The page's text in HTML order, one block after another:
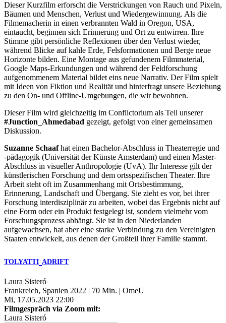
Dieser Kurzfilm erforscht die Verstrickungen von Rauch und Pixeln,
Bäumen und Menschen, Verlust und Wiedergewinnung. Als die
Filmemacherin in einen verbrannten Wald in Oregon, USA,
eintaucht, beginnen sich Erinnerung und Ort zu entwirren. Ihre
Stimme gibt persönliche Reflexionen über den Verlust wieder,
während Blicke auf kahle Erde, Felsformationen und Berge neue
Horizonte bilden. Eine Montage aus gefundenem Filmmaterial,
Google Maps-Erkundungen und während der Feldforschung
aufgenommenem Material bildet eins neue Narrativ. Der Film spielt
mit Ideen von Fiktion und Realität und hinterfragt unsere Beziehung
zu den On- und Offline-Umgebungen, die wir bewohnen.
Dieser Film wird gleichzeitig im Conflictorium als Teil unserer
#Junction_Ahmedabad gezeigt, gefolgt von einer gemeinsamen
Diskussion.
Suzanne Schaafhat einen Bachelor-Abschluss in Theaterregie und
-pädagogik (Universität der Künste Amsterdam) und einen Master-
Abschluss in visueller Anthropologie (UvA). Ihr Interesse gilt der
künstlerischen Forschung und dem ortsspezifischen Theater. Ihre
Arbeit steht oft im Zusammenhang mit Ortsbestimmung,
Erinnerung, Landschaft und Übergang. Sie zieht es vor, bei ihrer
Forschung interdisziplinär zu arbeiten, wobei das Ergebnis nicht auf
eine Form oder ein Produkt festgelegt ist, sondern vielmehr vom
Forschungsprozess abhängt. Sie ist in den Niederlanden
aufgewachsen, hat aber eine starke Verbindung zu den Vereinigten
Staaten entwickelt, aus denen der Großteil ihrer Familie stammt.
TOLYATTI ADRIFT
Laura Sisteró
Frankreich, Spanien 2022 | 70 Min. | OmeU
Mi, 17.05.2023 22:00
Filmgespräch via Zoom mit:
Laura Sisteró